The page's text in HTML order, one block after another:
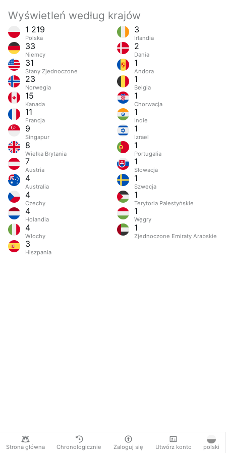
Strona główna Chronologicznie Zaloguj się Utwórz konto polski
Wyświetleń według krajów
1 219
Polska
33
Niemcy
31
Stany Zjednoczone
23
Norwegia
15
Kanada
11
Francja
9
Singapur
8
Wielka Brytania
7
Austria
4
Australia
4
Czechy
4
Holandia
4
Włochy
3
Hiszpania
3
Irlandia
2
Dania
1
Andora
1
Belgia
1
Chorwacja
1
Indie
1
Izrael
1
Portugalia
1
Słowacja
1
Szwecja
1
Terytoria Palestyńskie
1
Węgry
1
Zjednoczone Emiraty Arabskie